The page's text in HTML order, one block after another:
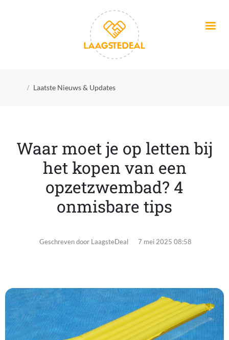
Kruimelpad
Laatste Nieuws & Updates
Waar moet je op letten bij
het kopen van een
opzetzwembad? 4
onmisbare tips
Geschreven door LaagsteDeal 7 mei 2025 08:58